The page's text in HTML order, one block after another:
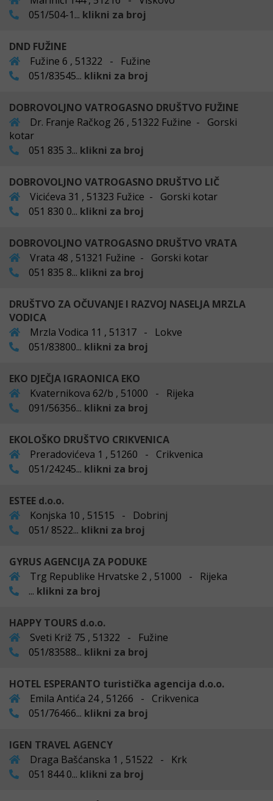
051/504-1... klikni za broj
DND FUŽINE
Fužine 6 , 51322 - Fužine
051/83545... klikni za broj
DOBROVOLJNO VATROGASNO DRUŠTVO FUŽINE
Dr. Franje Račkog 26 , 51322 Fužine - Gorski
kotar
051 835 3... klikni za broj
DOBROVOLJNO VATROGASNO DRUŠTVO LIČ
Vicićeva 31 , 51323 Fužice - Gorski kotar
051 830 0... klikni za broj
DOBROVOLJNO VATROGASNO DRUŠTVO VRATA
Vrata 48 , 51321 Fužine - Gorski kotar
051 835 8... klikni za broj
DRUŠTVO ZA OČUVANJE I RAZVOJ NASELJA MRZLA
VODICA
Mrzla Vodica 11 , 51317 - Lokve
051/83800... klikni za broj
EKO DJEČJA IGRAONICA EKO
Kvaternikova 62/b , 51000 - Rijeka
091/56356... klikni za broj
EKOLOŠKO DRUŠTVO CRIKVENICA
Preradovićeva 1 , 51260 - Crikvenica
051/24245... klikni za broj
ESTEE d.o.o.
Konjska 10 , 51515 - Dobrinj
051/ 8522... klikni za broj
GYRUS AGENCIJA ZA PODUKE
Trg Republike Hrvatske 2 , 51000 - Rijeka
... klikni za broj
HAPPY TOURS d.o.o.
Sveti Križ 75 , 51322 - Fužine
051/83588... klikni za broj
HOTEL ESPERANTO turistička agencija d.o.o.
Emila Antića 24 , 51266 - Crikvenica
051/76466... klikni za broj
IGEN TRAVEL AGENCY
Draga Bašćanska 1 , 51522 - Krk
051 844 0... klikni za broj